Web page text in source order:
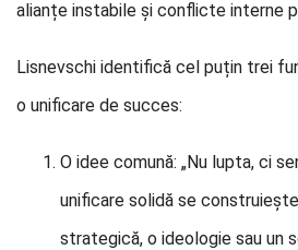
alianțe instabile și conflicte interne
Lisnevschi identifică cel puțin trei
o unificare de succes:
O idee comună: „Nu lupta, ci
unificare solidă se
strategică, o ideologie sau un